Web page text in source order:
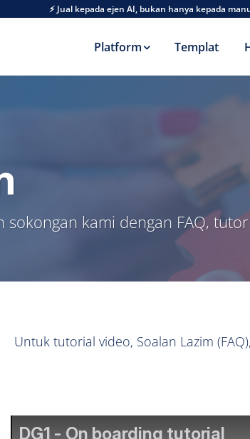
⚡ Jual kepada ejen AI, bukan hanya kepada
Platform Templat
sokongan kami dengan FAQ,
Untuk tutorial video, Soalan Lazim